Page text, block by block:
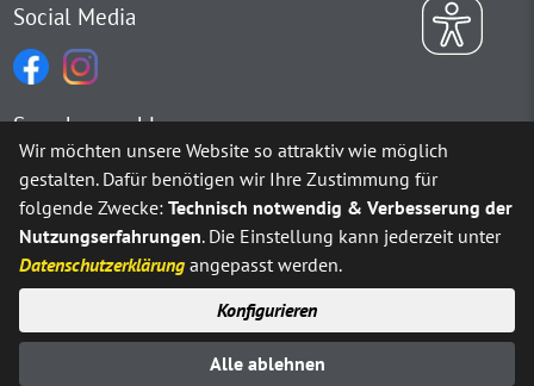
Social Media
Sprachauswahl
Möchten Sie vonGoogle Translate bereitgestellte externe
Ja Immer
Impressum Datenschutz
Wir möchten unsere Website so attraktiv wie möglich
gestalten. Dafür benötigen wir Ihre Zustimmung für
folgende Zwecke:Technisch notwendig & Verbesserung der
Nutzungserfahrungen. Die Einstellung kann jederzeit unter
Datenschutzerklärung angepasst werden.
Konfigurieren
Alle ablehnen